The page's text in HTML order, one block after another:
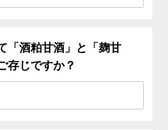
「酒粕甘酒」と「麹甘
存じですか？